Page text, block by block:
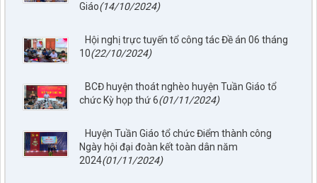
Giáo(14/10/2024)
Hội nghị trực tuyến tổ công tác Đề án 06 tháng
10(22/10/2024)
BCĐ huyện thoát nghèo huyện Tuần Giáo tổ
chức Kỳ họp thứ 6(01/11/2024)
Huyện Tuần Giáo tổ chức Điểm thành công
Ngày hội đại đoàn kết toàn dân năm
2024(01/11/2024)